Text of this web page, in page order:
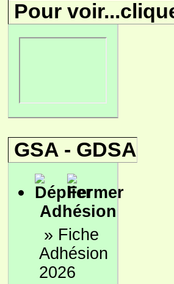
Pour
GSA - GDSA
Adhésion
» Fiche
Adhésion
2026